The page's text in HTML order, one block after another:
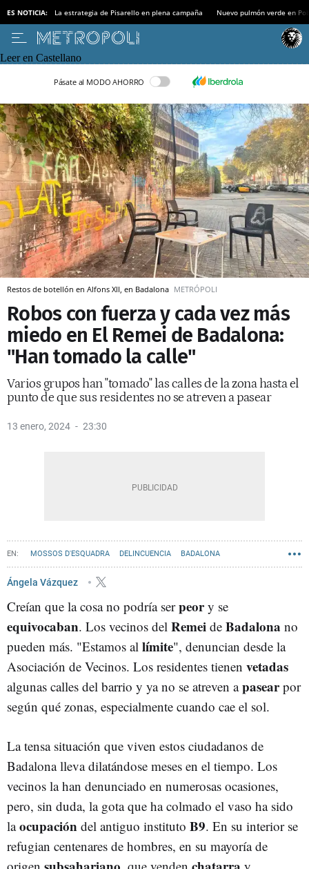
ES NOTICIA: La estrategia de Pisarello en plena campaña Nuevo pulmón verde en
Leer en Castellano
Pásate al MODO AHORRO
Restos de botellón en Alfons XII, en Badalona METRÓPOLI
Robos con fuerza y cada vez más
miedo en El Remei de Badalona:
"Han tomado la calle"
Varios grupos han "tomado" las calles de la zona hasta el
punto de que sus residentes no se atreven a pasear
13 enero, 2024 23:30
MOSSOS D'ESQUADRA DELINCUENCIA BADALONA
XAVIER GARCÍA ALBIOL
Ángela Vázquez
Creían que la cosa no podría serpeory se
equivocaban. Los vecinos del Remei de Badalona no
pueden más. "Estamos al límite", denuncian desde la
Asociación de Vecinos. Los residentes tienen vetadas
algunas calles del barrio y ya no se atreven apasearpor
según qué zonas, especialmente cuando cae el sol.
La tensa situación que viven estos ciudadanos de
Badalona lleva dilatándose meses en el tiempo. Los
vecinos la han denunciado en numerosas ocasiones,
pero, sin duda, la gota que ha colmado el vaso ha sido
laocupación del antiguo instituto B9. En su interior se
refugian centenares de hombres, en su mayoría de